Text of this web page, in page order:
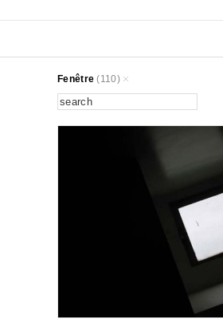
Fenêtre (110)